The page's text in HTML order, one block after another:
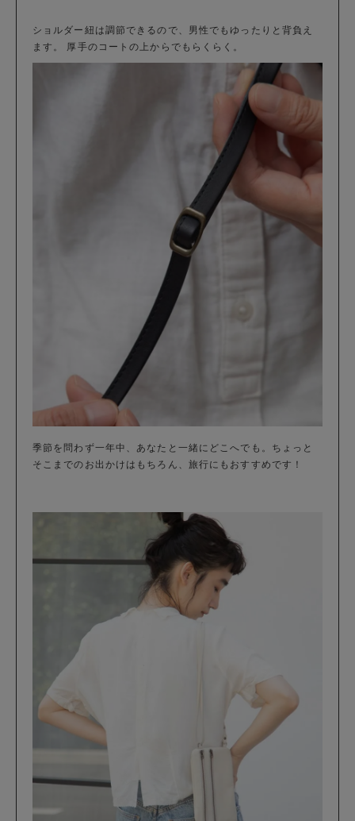
ショルダー紐は調節できるので、男性でもゆったりと背負え
ます。 厚手のコートの上からでもらくらく。
季節を問わず一年中、あなたと一緒にどこへでも。ちょっと
そこまでのお出かけはもちろん、旅行にもおすすめです！